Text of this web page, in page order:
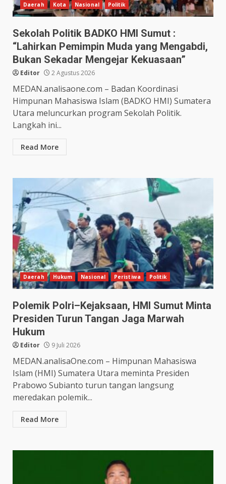
Daerah Kota Nasional Politik
Sekolah Politik BADKO HMI Sumut :
“Lahirkan Pemimpin Muda yang Mengabdi,
Bukan Sekadar Mengejar Kekuasaan”
Editor 2 Agustus 2026
MEDAN.analisaone.com – Badan Koordinasi
Himpunan Mahasiswa Islam (BADKO HMI) Sumatera
Utara meluncurkan program Sekolah Politik.
Langkah ini...
Read More
Daerah Hukum Nasional Peristiwa Politik
Polemik Polri–Kejaksaan, HMI Sumut Minta
Presiden Turun Tangan Jaga Marwah
Hukum
Editor 9 Juli 2026
MEDAN.analisaOne.com – Himpunan Mahasiswa
Islam (HMI) Sumatera Utara meminta Presiden
Prabowo Subianto turun tangan langsung
meredakan polemik...
Read More